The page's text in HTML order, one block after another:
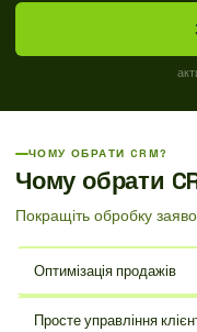
ЧОМУ ОБРАТИ CRM?
Чому обрати
Покращіть обробку
Оптимізація продажів
Просте управління